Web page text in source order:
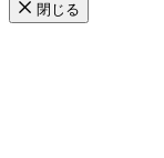
閉じる